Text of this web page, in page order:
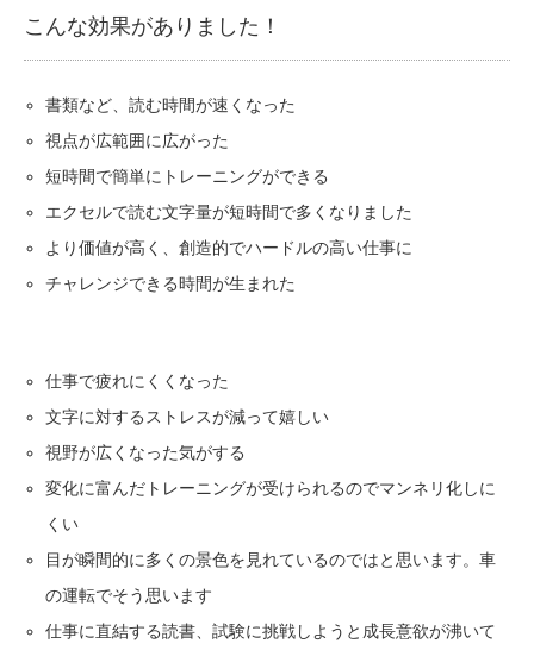
こんな効果がありました！
書類など、読む時間が速くなった
視点が広範囲に広がった
短時間で簡単にトレーニングができる
エクセルで読む文字量が短時間で多くなりました
より価値が高く、創造的でハードルの高い仕事に
チャレンジできる時間が生まれた
仕事で疲れにくくなった
文字に対するストレスが減って嬉しい
視野が広くなった気がする
変化に富んだトレーニングが受けられるのでマンネリ化しに
くい
目が瞬間的に多くの景色を見れているのではと思います。車
の運転でそう思います
仕事に直結する読書、試験に挑戦しようと成長意欲が沸いて